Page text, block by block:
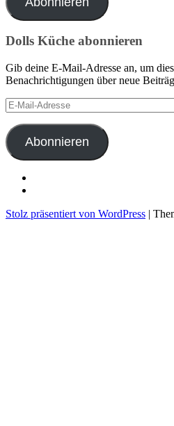
Dolls Küche abonnieren
Gib deine E-Mail-Adresse an, um
Benachrichtigungen über neue
E-
Mail-
Adresse
Abonnieren
Facebook
Stolz präsentiert von WordPress |